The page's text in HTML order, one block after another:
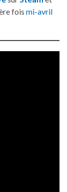
fois mi-avril